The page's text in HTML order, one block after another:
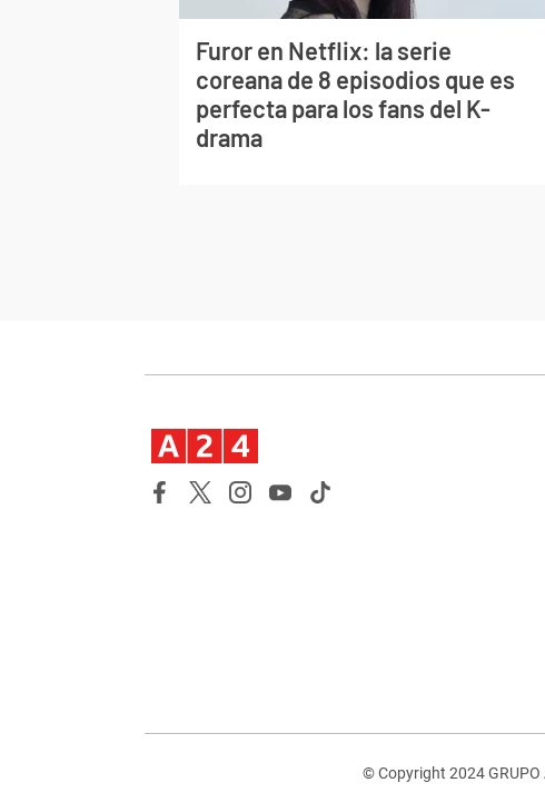
Furor en Netflix: la serie
coreana de 8 episodios que es
perfecta para los fans del K-
drama
© Copyright 2024 GRUPO